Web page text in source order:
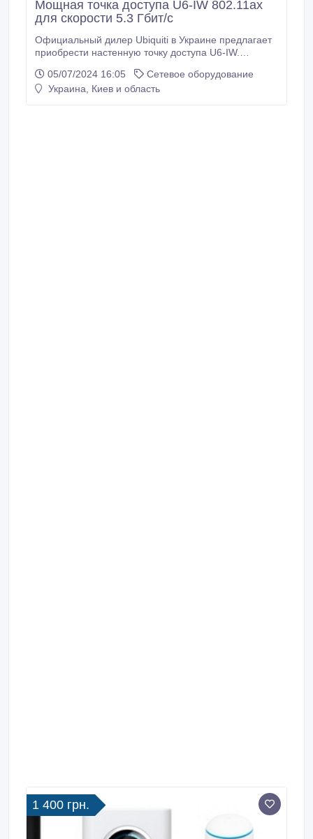
Мощная точка доступа U6-IW 802.11ах
для скорости 5.3 Гбит/с
Официальный дилер Ubiquiti в Украине предлагает
приобрести настенную точку доступа U6-IW.
U6 In-Wall с 4 гигабитными разъемами. Основные
технические характеристики точки доступа UniFi U6
05/07/2024 16:05
Сетевое оборудование
Украина, Киев и область
1 400 грн.